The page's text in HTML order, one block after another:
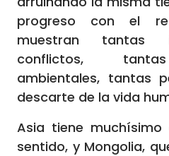
progreso con el
muestran tantas
conflictos, tantas
ambientales, tantas
descarte de la vida
Asia tiene muchísimo
sentido, y Mongolia,